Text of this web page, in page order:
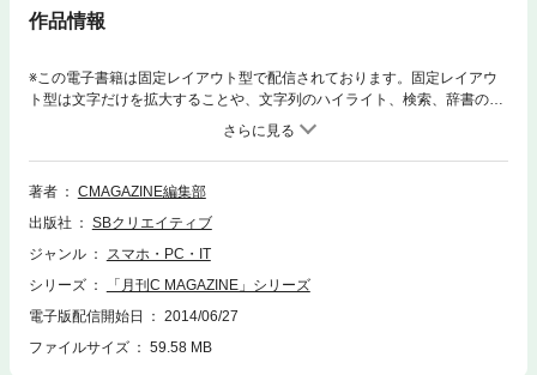
作品情報
※この電子書籍は固定レイアウト型で配信されております。固定レイアウ
ト型は文字だけを拡大することや、文字列のハイライト、検索、辞書の参
照、引用などの機能が使用できません。※この電子書籍は紙の印刷物をス
キャンしたデータを格納した「まるまるC MAGAZINE COMPLETE for DV
D」(2006年発売)を元に制作されております。発行年度によっては汚れ、
カスレ、カスミ、ズレ、黄ばみなどがあります。必ず立ち読みファイル
入ください。創刊号の1989年10月号から最終号となる2006年4月号ま
で、全199号が発行されたプログラミング技術情報誌『月刊C MAGAZIN
集】MS-DOSメモリ活用技法※復刻版のため誌面に掲載されている各種情
報、プレゼント企画などは出版当時のものです。また、付録は含まれてお
著者
CMAGAZINE編集部
出版社
SBクリエイティブ
ジャンル
スマホ・PC・IT
シリーズ
「月刊C MAGAZINE」シリーズ
電子版配信開始日
2014/06/27
ファイルサイズ
59.58 MB